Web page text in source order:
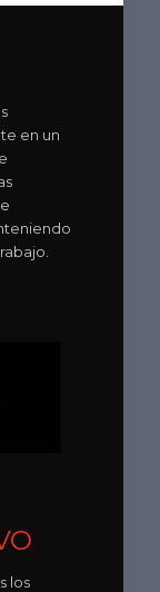
en un
los